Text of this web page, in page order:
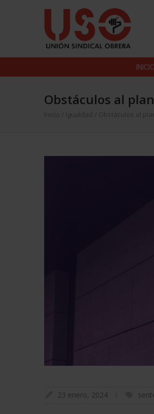
INICIO
Obstáculos al
Inicio Igualdad Obstáculos al
23 enero, 2024